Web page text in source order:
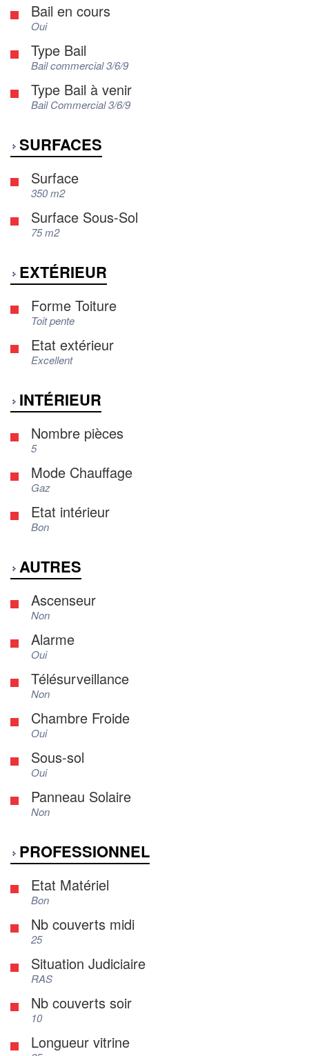
Bail en cours
Oui
Type Bail
Bail commercial 3/6/9
Type Bail à venir
Bail Commercial 3/6/9
SURFACES
Surface
350 m2
Surface Sous-Sol
75 m2
EXTÉRIEUR
Forme Toiture
Toit pente
Etat extérieur
Excellent
INTÉRIEUR
Nombre pièces
5
Mode Chauffage
Gaz
Etat intérieur
Bon
AUTRES
Ascenseur
Non
Alarme
Oui
Télésurveillance
Non
Chambre Froide
Oui
Sous-sol
Oui
Panneau Solaire
Non
PROFESSIONNEL
Etat Matériel
Bon
Nb couverts midi
25
Situation Judiciaire
RAS
Nb couverts soir
10
Longueur vitrine